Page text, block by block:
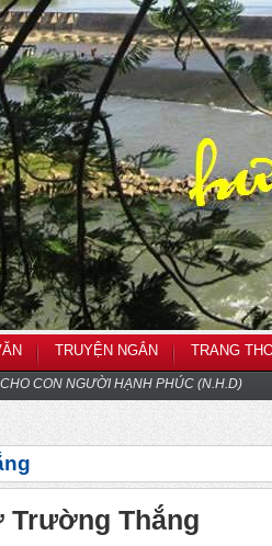
TRUYỆN NGẮN TRANG
CON NGƯỜI HẠNH PHÚC (N.H.D)
Trường Thắng